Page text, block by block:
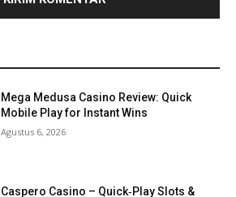
Mega Medusa Casino Review: Quick
Mobile Play for Instant Wins
Agustus 6, 2026
Caspero Casino – Quick‑Play Slots &